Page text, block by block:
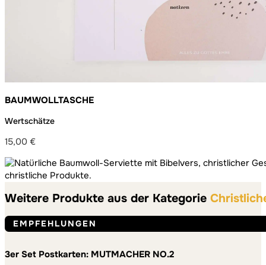
BAUMWOLLTASCHE
Wertschätze
15,00 €
Weitere Produkte aus der Kategorie
EMPFEHLUNGEN
3er Set Postkarten: MUTMACHER NO.2